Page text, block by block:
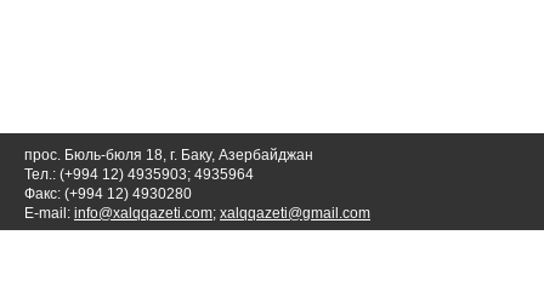
прос. Бюль-бюля 18, г. Баку, Азербайджан
Тел.: (+994 12) 4935903; 4935964
Факс: (+994 12) 4930280
E-mail: info@xalqqazeti.com; xalqqazeti@gmail.com